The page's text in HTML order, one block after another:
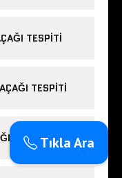
TESPITI
TESPITI
TESPITITıkla Ara